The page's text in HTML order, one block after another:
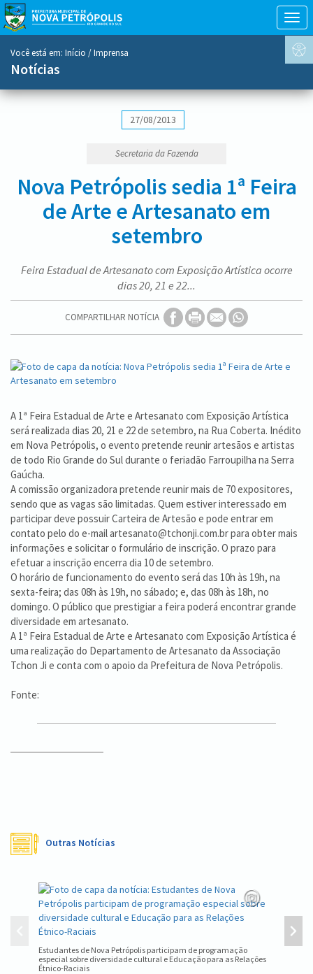
menu
Você está em: Início / Imprensa
Notícias
27/08/2013
Secretaria da Fazenda
Nova Petrópolis sedia 1ª Feira
de Arte e Artesanato em
setembro
Feira Estadual de Artesanato com Exposição Artística ocorre
dias 20, 21 e 22...
COMPARTILHAR NOTÍCIA
A 1ª Feira Estadual de Arte e Artesanato com Exposição Artística
será realizada dias 20, 21 e 22 de setembro, na Rua Coberta. Inédito
em Nova Petrópolis, o evento pretende reunir artesãos e artistas
de todo Rio Grande do Sul durante o feriadão Farroupilha na Serra
Gaúcha.
A comissão organizadora pretende reunir mais de 70 expositores,
sendo que as vagas são limitadas. Quem estiver interessado em
participar deve possuir Carteira de Artesão e pode entrar em
contato pelo do e-mail artesanato@tchonji.com.br para obter mais
informações e solicitar o formulário de inscrição. O prazo para
efetuar a inscrição encerra dia 10 de setembro.
O horário de funcionamento do evento será das 10h às 19h, na
sexta-feira; das 08h às 19h, no sábado; e, das 08h às 18h, no
domingo. O público que prestigiar a feira poderá encontrar grande
diversidade em artesanato.
A 1ª Feira Estadual de Arte e Artesanato com Exposição Artística é
uma realização do Departamento de Artesanato da Associação
Tchon Ji e conta com o apoio da Prefeitura de Nova Petrópolis.
Fonte:
Outras Notícias
Estudantes de Nova Petrópolis participam de programação
especial sobre diversidade cultural e Educação para as Relações
Étnico-Raciais
Equipe